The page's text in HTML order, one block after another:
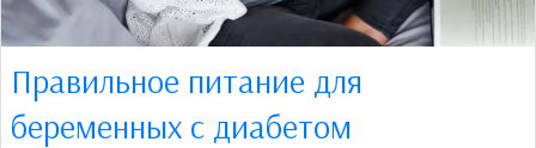
Правильное питание для
беременных с диабетом